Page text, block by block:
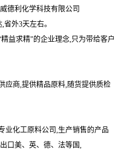
德利化学科技有限公司
外3天左右。
益求精"的企业理念,只为带给客户
应商,提供精品原料,随货提供质检
业化工原料公司,生产销售的产品
口美、英、德、法等国,